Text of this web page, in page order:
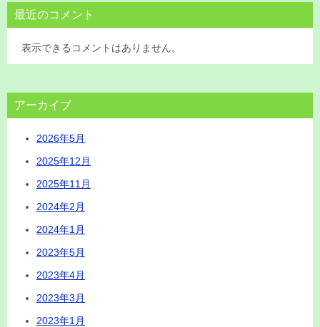
最近のコメント
表示できるコメントはありません。
アーカイブ
2026年5月
2025年12月
2025年11月
2024年2月
2024年1月
2023年5月
2023年4月
2023年3月
2023年1月